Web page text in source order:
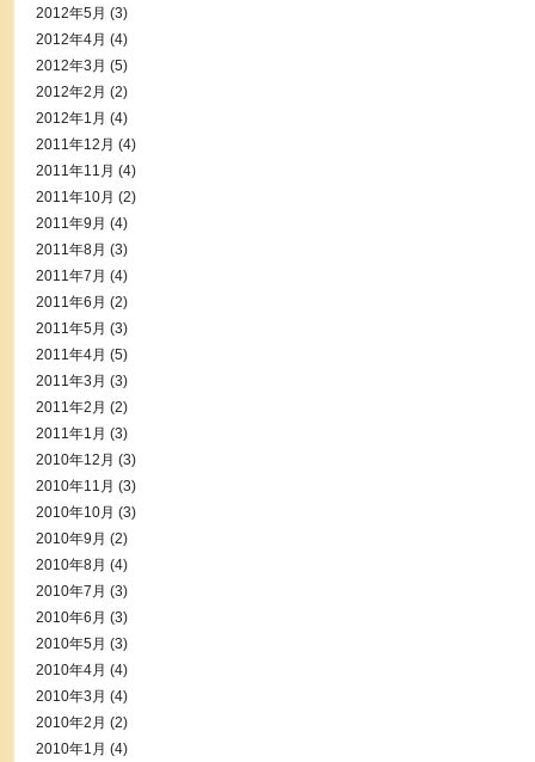
2012年5月 (3)
2012年4月 (4)
2012年3月 (5)
2012年2月 (2)
2012年1月 (4)
2011年12月 (4)
2011年11月 (4)
2011年10月 (2)
2011年9月 (4)
2011年8月 (3)
2011年7月 (4)
2011年6月 (2)
2011年5月 (3)
2011年4月 (5)
2011年3月 (3)
2011年2月 (2)
2011年1月 (3)
2010年12月 (3)
2010年11月 (3)
2010年10月 (3)
2010年9月 (2)
2010年8月 (4)
2010年7月 (3)
2010年6月 (3)
2010年5月 (3)
2010年4月 (4)
2010年3月 (4)
2010年2月 (2)
2010年1月 (4)